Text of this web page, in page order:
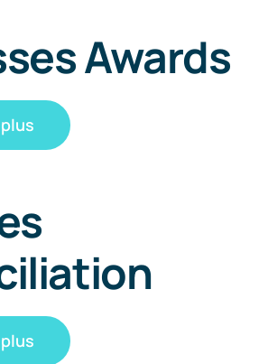
Awards